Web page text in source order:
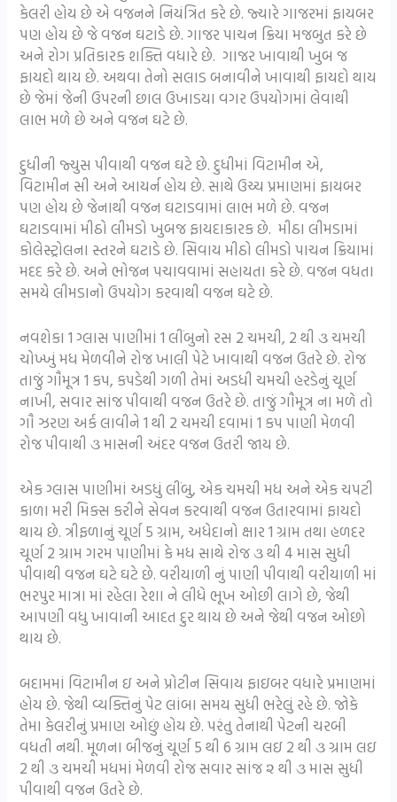
કેલરી હોય છે એ વજનને નિયંત્રિત કરે છે. જ્યારે ગાજરમાં ફાયબર
પણ હોય છે જે વજન ઘટાડે છે. ગાજર પાચન ક્રિયા મજબુત કરે છે
અને રોગ પ્રતિકારક શક્તિ વધારે છે. ગાજર ખાવાથી ખુબ જ
ફાયદો થાય છે. અથવા તેનો સલાડ બનાવીને ખાવાથી ફાયદો થાય
છે જેમાં જેની ઉપરની છાલ ઉખાડયા વગર ઉપયોગમાં લેવાથી
લાભ મળે છે અને વજન ઘટે છે.
દુધીની જ્યુસ પીવાથી વજન ઘટે છે. દુધીમાં વિટામીન એ,
વિટામીન સી અને આયર્ન હોય છે. સાથે ઉચ્ચ પ્રમાણમાં ફાયબર
પણ હોય છે જેનાથી વજન ઘટાડવામાં લાભ મળે છે. વજન
ઘટાડવામાં મીઠો લીમડો ખુબજ ફાયદાકારક છે. મીઠા લીમડામાં
કોલેસ્ટ્રોલના સ્તરને ઘટાડે છે. સિવાય મીઠો લીમડો પાચન ક્રિયામાં
મદદ કરે છે. અને ભોજન પચાવવામાં સહાયતા કરે છે. વજન વધતા
સમયે લીમડાનો ઉપયોગ કરવાથી વજન ઘટે છે.
નવશેકા 1 ગ્લાસ પાણીમાં 1 લીંબુનો રસ 2 ચમચી, 2 થી ૩ ચમચી
ચોખ્ખું મધ મેળવીને રોજ ખાલી પેટે ખાવાથી વજન ઉતરે છે. રોજ
તાજું ગૌમૂત્ર 1 કપ, કપડેથી ગળી તેમાં અડધી ચમચી હરડેનું ચૂર્ણ
નાખી, સવાર સાંજ પીવાથી વજન ઉતરે છે. તાજું ગૌમૂત્ર ના મળે તો
ગૌ ઝરણ અર્ક લાવીને 1 થી 2 ચમચી દવામાં 1 કપ પાણી મેળવી
રોજ પીવાથી ૩ માસની અંદર વજન ઉતરી જાય છે.
એક ગ્લાસ પાણીમાં અડધું લીંબુ, એક ચમચી મધ અને એક ચપટી
કાળા મરી મિક્સ કરીને સેવન કરવાથી વજન ઉતારવામાં ફાયદો
થાય છે. ત્રીફળાનું ચૂર્ણ 5 ગ્રામ, અધેદાનો ક્ષાર 1 ગ્રામ તથા હળદર
ચૂર્ણ 2 ગ્રામ ગરમ પાણીમાં કે મધ સાથે રોજ ૩ થી 4 માસ સુધી
પીવાથી વજન ઘટે ઘટે છે. વરીયાળી નું પાણી પીવાથી વરીયાળી માં
ભરપુર માત્રા માં રહેલા રેશા ને લીધે ભૂખ ઓછી લાગે છે, જેથી
આપણી વધુ ખાવાની આદત દુર થાય છે અને જેથી વજન ઓછો
થાય છે.
બદામમાં વિટામીન ઇ અને પ્રોટીન સિવાય ફાઇબર વધારે પ્રમાણમાં
હોય છે. જેથી વ્યક્તિનું પેટ લાંબા સમય સુધી ભરેલું રહે છે. જોકે
તેમા કેલરીનું પ્રમાણ ઓછું હોય છે. પરંતુ તેનાથી પેટની ચરબી
વધતી નથી. મૂળના બીજનું ચૂર્ણ 5 થી 6 ગ્રામ લઇ 2 થી ૩ ગ્રામ લઇ
2 થી ૩ ચમચી મધમાં મેળવી રોજ સવાર સાંજ ૨ થી ૩ માસ સુધી
પીવાથી વજન ઉતરે છે.